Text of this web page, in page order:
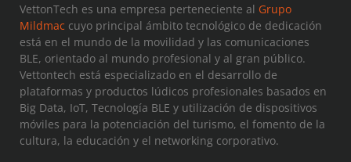
VettonTech es una empresa perteneciente al Grupo
Mildmac cuyo principal ámbito tecnológico de dedicación
está en el mundo de la movilidad y las comunicaciones
BLE, orientado al mundo profesional y al gran público.
Vettontech está especializado en el desarrollo de
plataformas y productos lúdicos profesionales basados en
Big Data, IoT, Tecnología BLE y utilización de dispositivos
móviles para la potenciación del turismo, el fomento de la
cultura, la educación y el networking corporativo.